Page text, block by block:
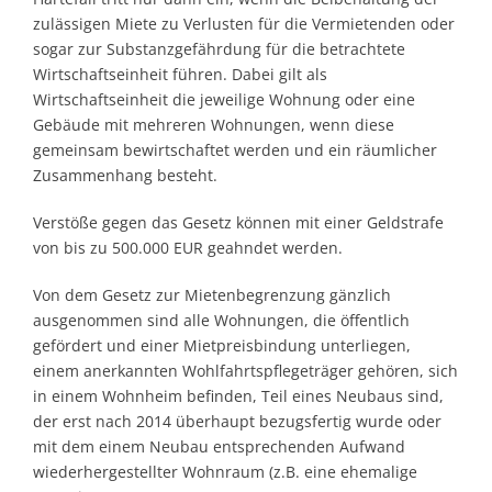
zulässigen Miete zu Verlusten für die Vermietenden oder
sogar zur Substanzgefährdung für die betrachtete
Wirtschaftseinheit führen. Dabei gilt als
Wirtschaftseinheit die jeweilige Wohnung oder eine
Gebäude mit mehreren Wohnungen, wenn diese
gemeinsam bewirtschaftet werden und ein räumlicher
Zusammenhang besteht.
Verstöße gegen das Gesetz können mit einer Geldstrafe
von bis zu 500.000 EUR geahndet werden.
Von dem Gesetz zur Mietenbegrenzung gänzlich
ausgenommen sind alle Wohnungen, die öffentlich
gefördert und einer Mietpreisbindung unterliegen,
einem anerkannten Wohlfahrtspflegeträger gehören, sich
in einem Wohnheim befinden, Teil eines Neubaus sind,
der erst nach 2014 überhaupt bezugsfertig wurde oder
mit dem einem Neubau entsprechenden Aufwand
wiederhergestellter Wohnraum (z.B. eine ehemalige